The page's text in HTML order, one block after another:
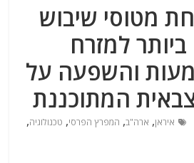
מטוסי שיבוש
למזרח
והשפעה על
המתוכננת
איראן, ארה"ב, המפרץ הפרסי, טכנולוגיה,